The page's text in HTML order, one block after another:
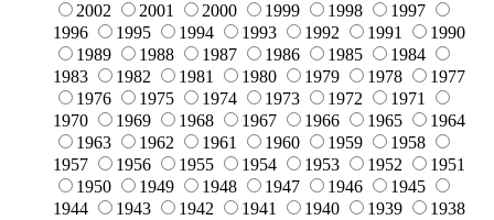
2002
2001 2000 1999 1998
1997
1996
1995 1994 1993 1992 1991
1990
1989
1988 1987 1986 1985
1984
1983
1982 1981 1980 1979 1978
1977
1976
1975 1974 1973 1972
1971
1970
1969 1968 1967 1966 1965
1964
1963
1962 1961 1960 1959
1958
1957
1956 1955 1954 1953 1952
1951
1950
1949 1948 1947 1946
1945
1944
1943 1942 1941 1940 1939
1938